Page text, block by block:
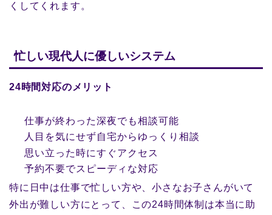
くしてくれます。
忙しい現代人に優しいシステム
24時間対応のメリット
仕事が終わった深夜でも相談可能
人目を気にせず自宅からゆっくり相談
思い立った時にすぐアクセス
予約不要でスピーディな対応
特に日中は仕事で忙しい方や、小さなお子さんがいて
外出が難しい方にとって、この24時間体制は本当に助